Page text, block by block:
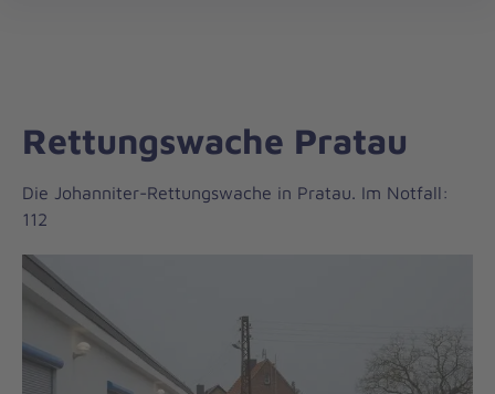
Rettungswache Pratau
Die Johanniter-Rettungswache in Pratau. Im Notfall:
112